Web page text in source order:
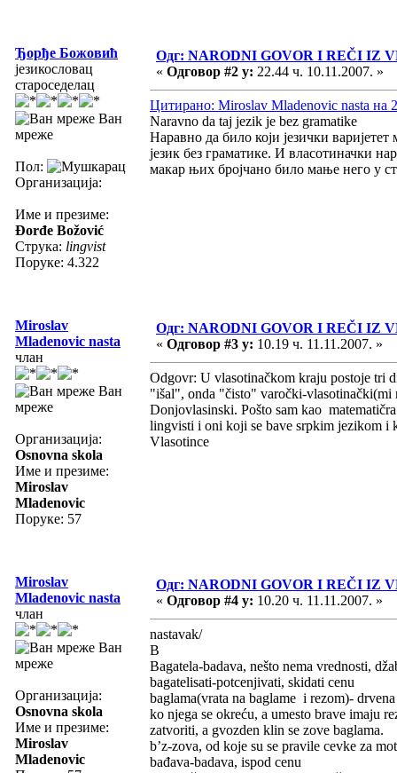
Ђорђе Божовић
језикословац
староседелац
Ван
мреже
Пол:
Организација:
Име и презиме:
Đorđe Božović
Струка: lingvist
Поруке: 4.322
Одг: NARODNI GOVOR I REČI IZ
« Одговор #2 у: 22.44 ч. 10.11.2007. »
Цитирано: Miroslav Mladenovic nasta на
Naravno da taj jezik je bez gramatike
Наравно да било који језички
језик без граматике. И власотиначки
макар њих бројчано било мање него у
Miroslav
Mladenovic nasta
члан
Ван
мреже
Организација:
Osnovna skola
Име и презиме:
Miroslav
Mladenovic
Поруке: 57
Одг: NARODNI GOVOR I REČI IZ
« Одговор #3 у: 10.19 ч. 11.11.2007. »
Odgovr: U vlasotinačkom kraju postoje tri
"išal", onda "čisto" varočki-
Donjovlasinski. Pošto sam kao
lingvisti i oni koji se bave srpkim jezikom i
Vlasotince
Miroslav
Mladenovic nasta
члан
Ван
мреже
Организација:
Osnovna skola
Име и презиме:
Miroslav
Mladenovic
Одг: NARODNI GOVOR I REČI IZ
« Одговор #4 у: 10.20 ч. 11.11.2007. »
nastavak/
B
Bagatela-badava, nešto nema vrednosti,
bagatelisati-potcenjivati, skidati cenu
baglama(vrata na baglame i rezom)-
ko njega se okreću, a umesto brave imaju
zatvoriti, a gvozden klin se zove baglama.
b’z-zova, od koje su se pravile cevke za
bađava-badava, ispod cenu